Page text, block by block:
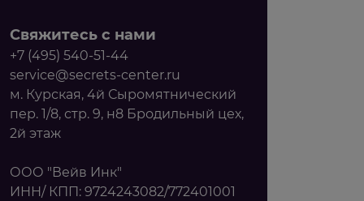
Свяжитесь с нами
+7 (495) 540-51-44
service@secrets-center.ru
м. Курская, 4й Сыромятнический
пер. 1/8, стр. 9, н8 Бродильный цех,
2й этаж
ООО "Вейв Инк"
ИНН/ КПП: 9724243082/772401001